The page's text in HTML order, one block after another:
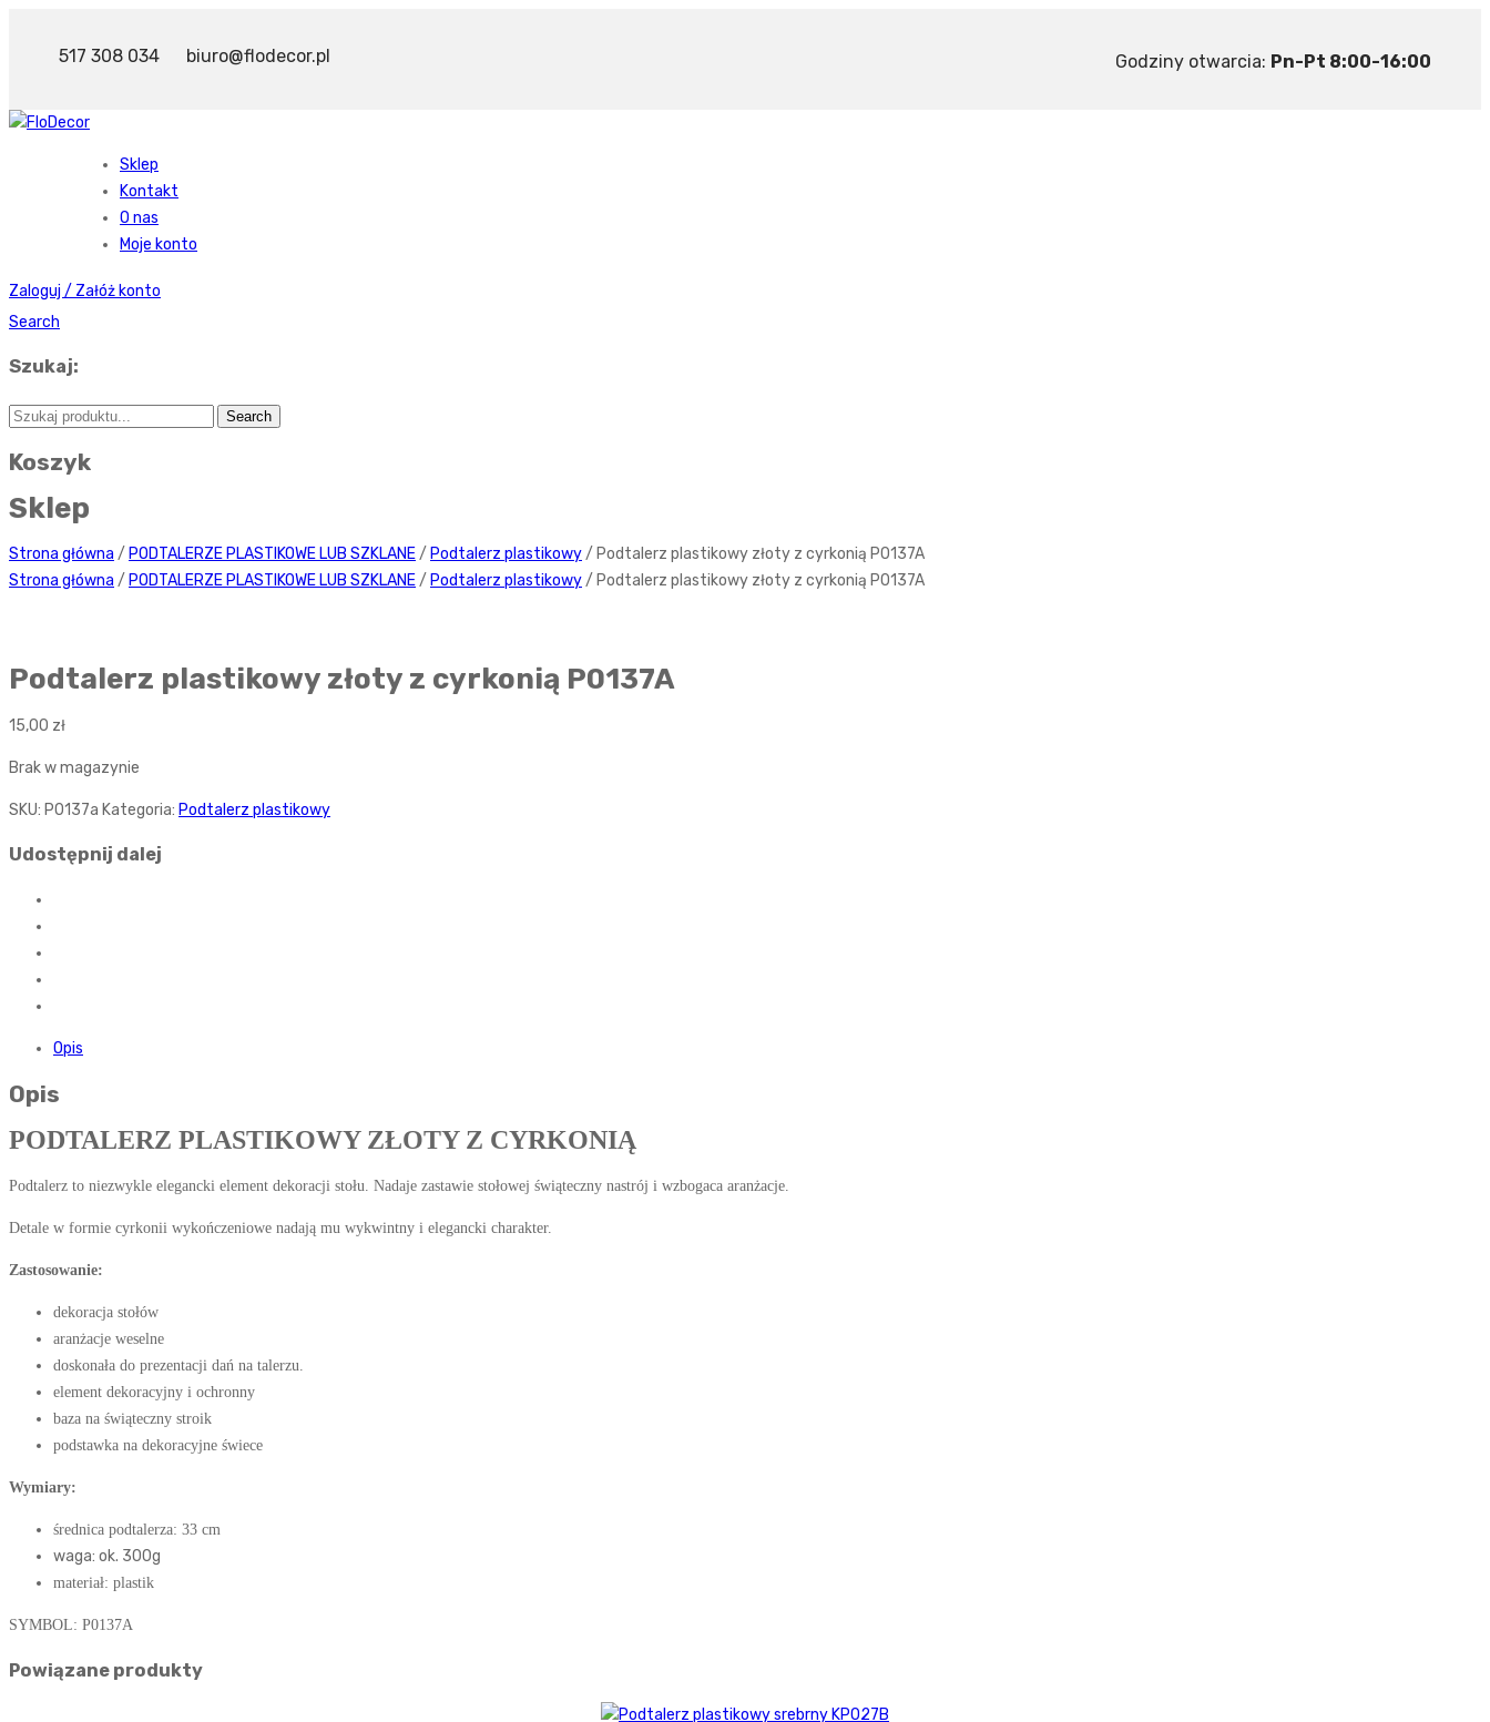
517 308 034 biuro@flodecor.pl Godziny otwarcia: Pn-Pt 8:00-16:00
Sklep
Kontakt
O nas
Moje konto
Zaloguj / Załóż konto
Search
Szukaj:
Koszyk
Sklep
Strona główna / PODTALERZE PLASTIKOWE LUB SZKLANE/ Podtalerz plastikowy/ Podtalerz plastikowy złoty z cyrkonią P0137A
Strona główna / PODTALERZE PLASTIKOWE LUB SZKLANE/ Podtalerz plastikowy/ Podtalerz plastikowy złoty z cyrkonią P0137A
Podtalerz plastikowy złoty z cyrkonią P0137A
15,00 zł
Brak w magazynie
SKU: P0137a Kategoria: Podtalerz plastikowy
Udostępnij dalej
Opis
Opis
PODTALERZ PLASTIKOWY ZŁOTY Z CYRKONIĄ
Podtalerz to niezwykle elegancki element dekoracji stołu. Nadaje zastawie stołowej świąteczny nastrój i wzbogaca aranżacje.
Detale w formie cyrkonii wykończeniowe nadają mu wykwintny i elegancki charakter.
Zastosowanie:
dekoracja stołów
aranżacje weselne
doskonała do prezentacji dań na talerzu.
element dekoracyjny i ochronny
baza na świąteczny stroik
podstawka na dekoracyjne świece
Wymiary:
średnica podtalerza: 33 cm
waga: ok. 300g
materiał: plastik
SYMBOL: P0137A
Powiązane produkty